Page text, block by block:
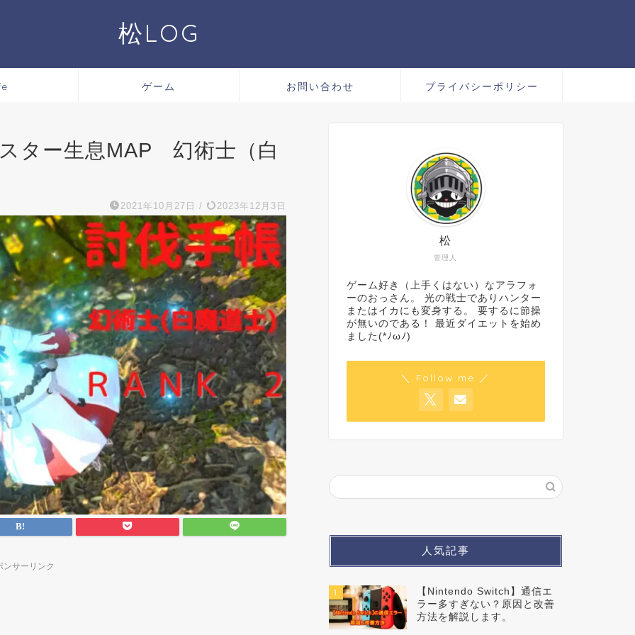
松LOG
ゲーム お問い合わせ プライバシーポリシー
ター生息MAP 幻術士（白
2021年10月27日 / 2023年12月3日
ンサーリンク
管理人
松
ゲーム好き（上手くはない）なアラフォ
ーのおっさん。 光の戦士でありハンター
またはイカにも変身する。 要するに節操
が無いのである！ 最近ダイエットを始め
ました(*ﾉωﾉ)
＼ Follow me ／
人気記事
1
【Nintendo Switch】通信エ
ラー多すぎない？原因と改善
方法を解説します。